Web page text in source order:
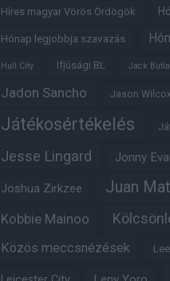
Híres magyar Vörös Ördögök
Hónap legjobbja szavazás
Hull City Ifjúsági BL Jack
Jadon Sancho Jason
Játékosértékelés
Jesse Lingard Jonny
Joshua Zirkzee Juan
Kobbie Mainoo
Közös meccsnézések